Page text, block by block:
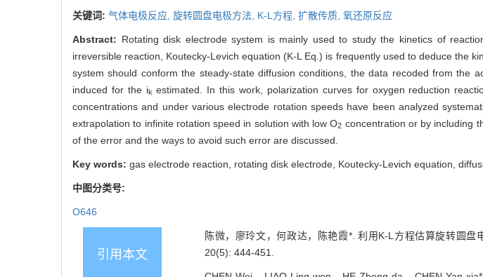
关键词: 气体电极反应, 旋转圆盘电极方法, K-L方程, 扩散传质, 氧还原反应
Abstract: Rotating disk electrode system is mainly used to study the kinetics of
irreversible reaction, Koutecky-Levich equation (K-L Eq.) is frequently used to deduce the
system should conform the steady-state diffusion conditions, the data recoded from the
induced for the ik estimated. In this work, polarization curves for oxygen reduction
concentrations and under various electrode rotation speeds have been analyzed
extrapolation to infinite rotation speed in solution with low O2 concentration or by including
of the error and the ways to avoid such error are discussed.
Key words: gas electrode reaction, rotating disk electrode, Koutecky-Levich equation,
中图分类号:
O646
引用本文
陈微，廖玲文，何政达，陈艳霞*. 利用K-L方程估算旋转圆
20(5): 444-451.